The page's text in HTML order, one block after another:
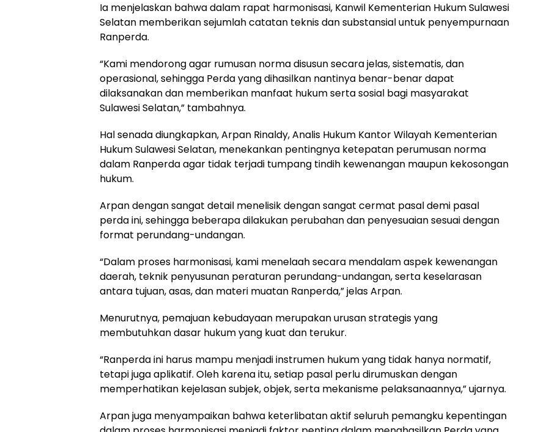
Ia menjelaskan bahwa dalam rapat harmonisasi, Kanwil Kementerian Hukum Sulawesi
Selatan memberikan sejumlah catatan teknis dan substansial untuk penyempurnaan
Ranperda.
“Kami mendorong agar rumusan norma disusun secara jelas, sistematis, dan
operasional, sehingga Perda yang dihasilkan nantinya benar-benar dapat
dilaksanakan dan memberikan manfaat hukum serta sosial bagi masyarakat
Sulawesi Selatan,” tambahnya.
Hal senada diungkapkan, Arpan Rinaldy, Analis Hukum Kantor Wilayah Kementerian
Hukum Sulawesi Selatan, menekankan pentingnya ketepatan perumusan norma
dalam Ranperda agar tidak terjadi tumpang tindih kewenangan maupun kekosongan
hukum.
Arpan dengan sangat detail menelisik dengan sangat cermat pasal demi pasal
perda ini, sehingga beberapa dilakukan perubahan dan penyesuaian sesuai dengan
format perundang-undangan.
“Dalam proses harmonisasi, kami menelaah secara mendalam aspek kewenangan
daerah, teknik penyusunan peraturan perundang-undangan, serta keselarasan
antara tujuan, asas, dan materi muatan Ranperda,” jelas Arpan.
Menurutnya, pemajuan kebudayaan merupakan urusan strategis yang
membutuhkan dasar hukum yang kuat dan terukur.
“Ranperda ini harus mampu menjadi instrumen hukum yang tidak hanya normatif,
tetapi juga aplikatif. Oleh karena itu, setiap pasal perlu dirumuskan dengan
memperhatikan kejelasan subjek, objek, serta mekanisme pelaksanaannya,” ujarnya.
Arpan juga menyampaikan bahwa keterlibatan aktif seluruh pemangku kepentingan